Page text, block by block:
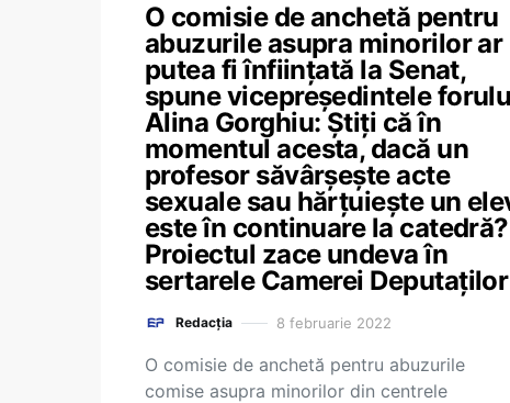
O comisie de anchetă pentru
abuzurile asupra minorilor ar
putea fi înființată la Senat,
spune vicepreședintele
Alina Gorghiu: Știți că în
momentul acesta, dacă un
profesor săvârșește acte
sexuale sau hărțuiește un
este în continuare la catedră?
Proiectul zace undeva în
sertarele Camerei Deputaților
Redacția 8 februarie 2022
O comisie de anchetă pentru abuzurile
comise asupra minorilor din centrele